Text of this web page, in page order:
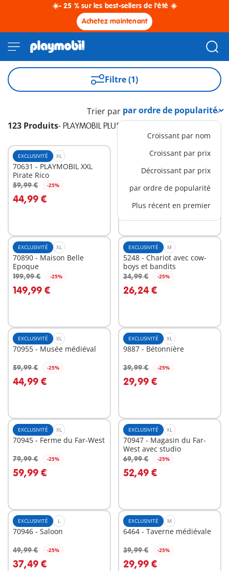
☀️- 25 % sur les best-sellers de l'été ☀️
Achetez maintenant
Filtre (1)
123 Produits- PLAYMOBIL PLUS
Trier par
Croissant par nom
Croissant par prix
Décroissant par prix
par ordre de popularité
Plus récent en premier
EXCLUSIVITÉ XL
70631 - PLAYMOBIL XXL
Pirate Rico
59,99 € -25%
44,99 €
Au panier
EXCLUSIVITÉ L
9117 - Bus FunPark
39,99 € -25%
29,99 €
Au panier
EXCLUSIVITÉ XL
70890 - Maison Belle
Epoque
199,99 € -25%
149,99 €
Au panier
EXCLUSIVITÉ M
5248 - Chariot avec cow-
boys et bandits
34,99 € -25%
26,24 €
Au panier
EXCLUSIVITÉ XL
70955 - Musée médiéval
59,99 € -25%
44,99 €
Au panier
EXCLUSIVITÉ XL
9887 - Bétonnière
39,99 € -25%
29,99 €
Au panier
EXCLUSIVITÉ XL
70945 - Ferme du Far-West
79,99 € -25%
59,99 €
Au panier
EXCLUSIVITÉ XL
70947 - Magasin du Far-
West avec studio
69,99 € -25%
52,49 €
Au panier
EXCLUSIVITÉ L
70946 - Saloon
49,99 € -25%
37,49 €
Au panier
EXCLUSIVITÉ M
6464 - Taverne médiévale
39,99 € -25%
29,99 €
Au panier